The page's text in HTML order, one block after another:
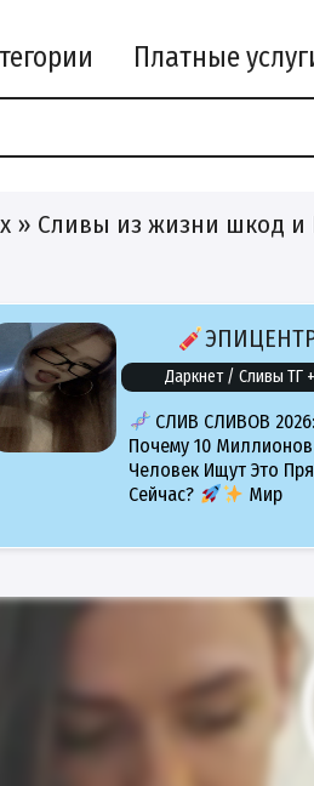
Платные
» Сливы из жизни шкод
Даркнет / Сливы ТГ
СЛИВ СЛИВОВ 2026:
Почему 10 Миллионов
Человек Ищут Это
Сейчас?
Мир